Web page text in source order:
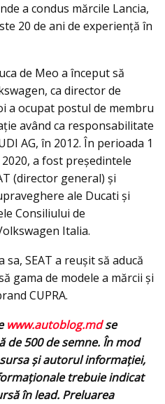
a condus mărcile Lancia,
20 de ani de experiență în
de Meo a început să
ca director de
a ocupat postul de membru
având ca responsabilitate
AG, în 2012. În perioada 1
a fost președintele
(director general) și
ale Ducati și
Consiliului de
Italia.
SEAT a reuşit să aducă
gama de modele a mărcii şi
CUPRA.
www.autoblog.mdse
de 500 de semne. În mod
și autorul informației,
trebuie indicat
în lead. Preluarea